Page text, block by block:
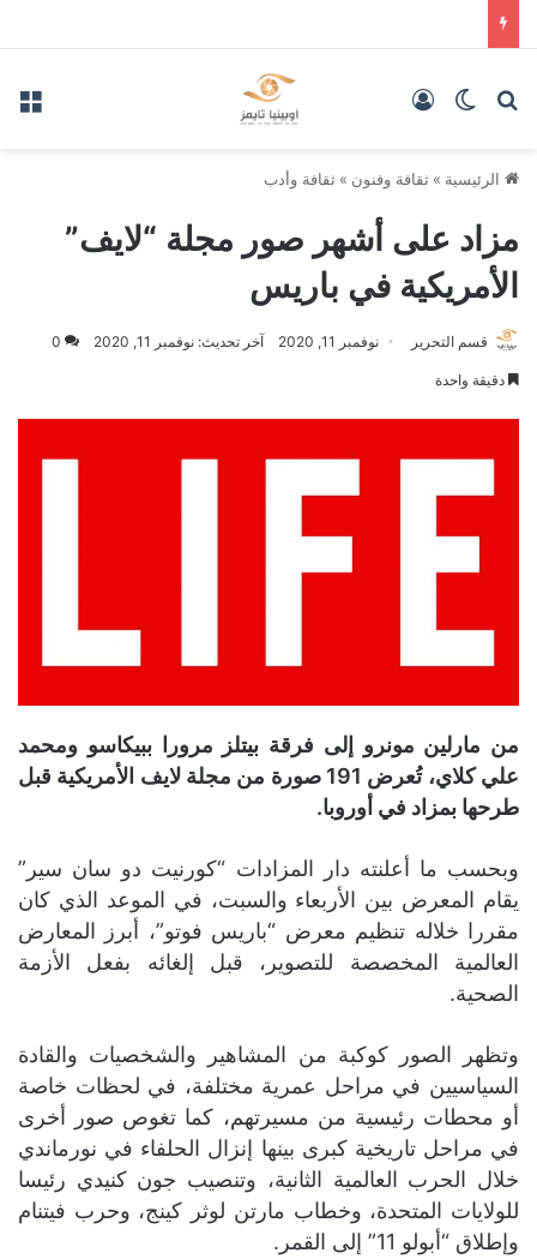
بحث عنالوضع المظلم
الرئيسية » ثقافة وفنون » ثقافة وأدب
مزاد على أشهر صور مجلة “لايف”
الأمريكية في باريس
قسم التحرير نوفمبر 11, 2020 آخر تحديث: نوفمبر 11, 2020 0
دقيقة واحدة
من مارلين مونرو إلى فرقة بيتلز مرورا ببيكاسو ومحمد
علي كلاي، تُعرض 191 صورة من مجلة لايف الأمريكية قبل
طرحها بمزاد في أوروبا.
وبحسب ما أعلنته دار المزادات “كورنيت دو سان سير”
يقام المعرض بين الأربعاء والسبت، في الموعد الذي كان
مقررا خلاله تنظيم معرض “باريس فوتو”، أبرز المعارض
العالمية المخصصة للتصوير، قبل إلغائه بفعل الأزمة
الصحية.
وتظهر الصور كوكبة من المشاهير والشخصيات والقادة
السياسيين في مراحل عمرية مختلفة، في لحظات خاصة
أو محطات رئيسية من مسيرتهم، كما تغوص صور أخرى
في مراحل تاريخية كبرى بينها إنزال الحلفاء في نورماندي
خلال الحرب العالمية الثانية، وتنصيب جون كنيدي رئيسا
للولايات المتحدة، وخطاب مارتن لوثر كينج، وحرب فيتنام
وإطلاق “أبولو 11” إلى القمر.